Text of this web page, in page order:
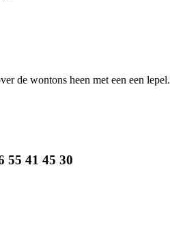
de wontons heen met een een lepel.
55 41 45 30